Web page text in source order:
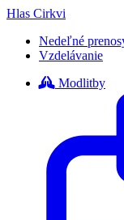
Hlas Cirkvi
Nedeľné
Vzdelávanie
Modlitby